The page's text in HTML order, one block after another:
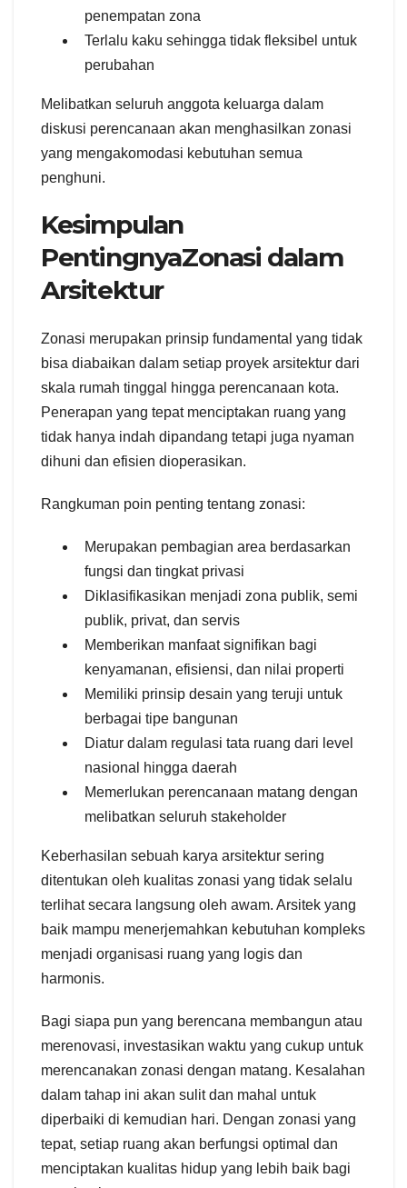
penempatan zona
Terlalu kaku sehingga tidak fleksibel untuk
perubahan
Melibatkan seluruh anggota keluarga dalam
diskusi perencanaan akan menghasilkan zonasi
yang mengakomodasi kebutuhan semua
penghuni.
Kesimpulan
PentingnyaZonasi dalam
Arsitektur
Zonasi merupakan prinsip fundamental yang tidak
bisa diabaikan dalam setiap proyek arsitektur dari
skala rumah tinggal hingga perencanaan kota.
Penerapan yang tepat menciptakan ruang yang
tidak hanya indah dipandang tetapi juga nyaman
dihuni dan efisien dioperasikan.
Rangkuman poin penting tentang zonasi:
Merupakan pembagian area berdasarkan
fungsi dan tingkat privasi
Diklasifikasikan menjadi zona publik, semi
publik, privat, dan servis
Memberikan manfaat signifikan bagi
kenyamanan, efisiensi, dan nilai properti
Memiliki prinsip desain yang teruji untuk
berbagai tipe bangunan
Diatur dalam regulasi tata ruang dari level
nasional hingga daerah
Memerlukan perencanaan matang dengan
melibatkan seluruh stakeholder
Keberhasilan sebuah karya arsitektur sering
ditentukan oleh kualitas zonasi yang tidak selalu
terlihat secara langsung oleh awam. Arsitek yang
baik mampu menerjemahkan kebutuhan kompleks
menjadi organisasi ruang yang logis dan
harmonis.
Bagi siapa pun yang berencana membangun atau
merenovasi, investasikan waktu yang cukup untuk
merencanakan zonasi dengan matang. Kesalahan
dalam tahap ini akan sulit dan mahal untuk
diperbaiki di kemudian hari. Dengan zonasi yang
tepat, setiap ruang akan berfungsi optimal dan
menciptakan kualitas hidup yang lebih baik bagi